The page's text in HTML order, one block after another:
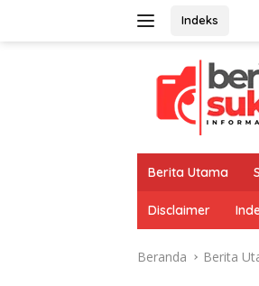
Indeks
Berita Utama
Disclaimer
Beranda Berita